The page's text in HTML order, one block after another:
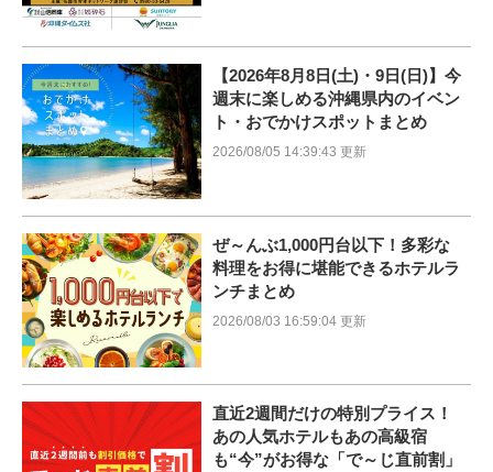
【2026年8月8日(土)・9日(日)】今
週末に楽しめる沖縄県内のイベン
ト・おでかけスポットまとめ
2026/08/05 14:39:43 更新
ぜ～んぶ1,000円台以下！多彩な
料理をお得に堪能できるホテルラ
ンチまとめ
2026/08/03 16:59:04 更新
直近2週間だけの特別プライス！
あの人気ホテルもあの高級宿
も“今”がお得な「で～じ直前割」